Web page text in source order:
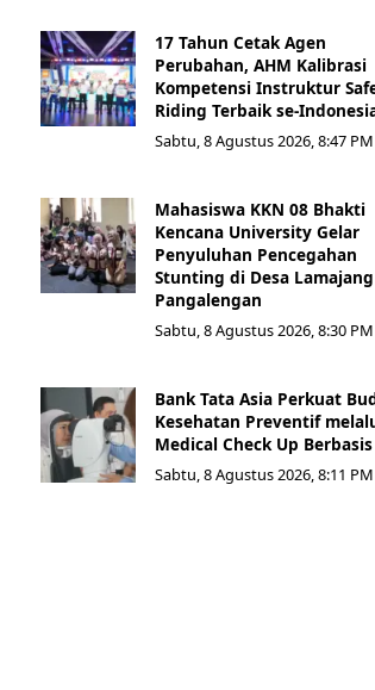
17 Tahun Cetak Agen
Perubahan, AHM Kalibrasi
Kompetensi Instruktur
Riding Terbaik se-
Sabtu, 8 Agustus 2026, 8:47 PM
Mahasiswa KKN 08 Bhakti
Kencana University Gelar
Penyuluhan Pencegahan
Stunting di Desa Lamajang
Pangalengan
Sabtu, 8 Agustus 2026, 8:30 PM
Bank Tata Asia Perkuat
Kesehatan Preventif
Medical Check Up
Sabtu, 8 Agustus 2026, 8:11 PM